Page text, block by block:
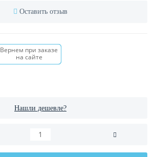
Оставить отзыв
Вернем при заказе
на сайте
Нашли дешевле?